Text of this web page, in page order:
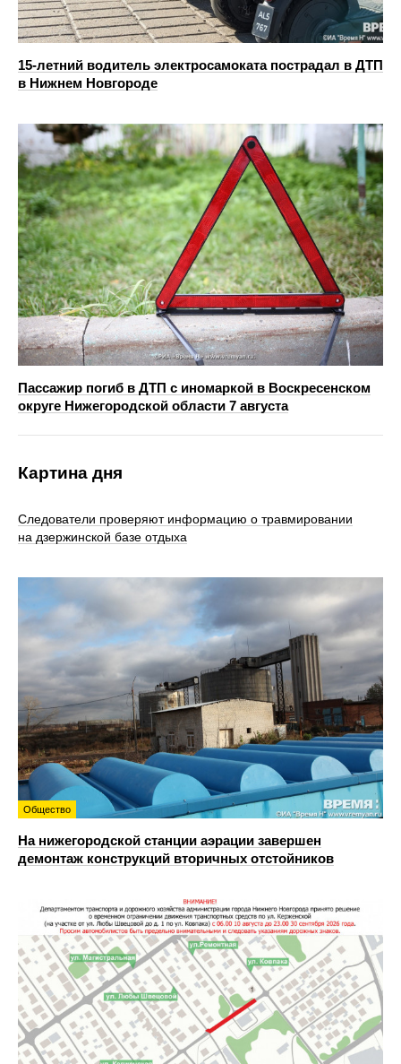
15-летний водитель электросамоката пострадал в ДТП
в Нижнем Новгороде
Пассажир погиб в ДТП с иномаркой в Воскресенском
округе Нижегородской области 7 августа
Картина дня
Следователи проверяют информацию о травмировании
на дзержинской базе отдыха
Общество
На нижегородской станции аэрации завершен
демонтаж конструкций вторичных отстойников